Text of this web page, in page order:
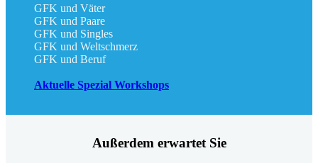
GFK und Väter
GFK und Paare
GFK und Singles
GFK und Weltschmerz
GFK und Beruf
Aktuelle Spezial Workshops
Außerdem erwartet Sie